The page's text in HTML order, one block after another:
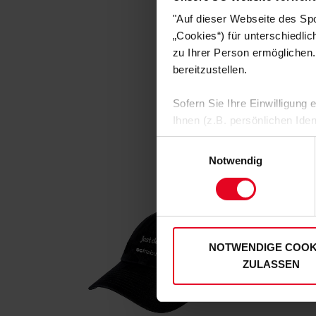
"Auf dieser Webseite des
„Cookies“) für
zu Ihrer Person
bereitzustellen.
Sofern Sie Ihre Einwilligung
Ihnen (z.B. persönlichen
zulassen“-Button stimmen
personenbezogenen Daten
Soweit Sie „Notwendige
Notwendig
NOTWENDIGE
ZULASSEN
SALE